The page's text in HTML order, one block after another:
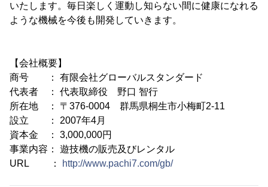
いたします。毎日楽しく運動し知らない間に健康になれる
ような機械を今後も開発していきます。
【会社概要】
商号 ： 有限会社グローバルスタンダード
代表者 ： 代表取締役 野口 智行
所在地 ： 〒376-0004 群馬県桐生市小梅町2-11
設立 ： 2007年4月
資本金 ： 3,000,000円
事業内容： 遊技機の販売及びレンタル
URL ：
http://www.pachi7.com/gb/